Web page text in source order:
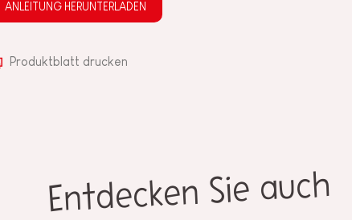
ANLEITUNG HERUNTERLADEN
Produktblatt drucken
Entdecken Sie auch